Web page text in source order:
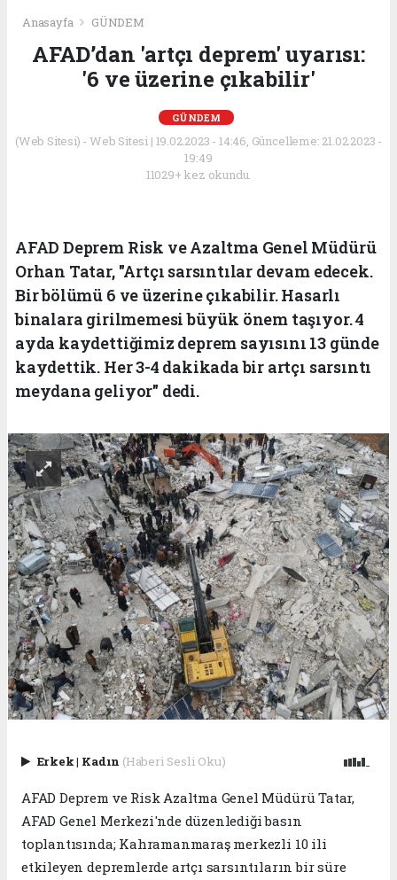
Anasayfa GÜNDEM
AFAD’dan 'artçı deprem' uyarısı:
'6 ve üzerine çıkabilir'
GÜNDEM
(Web Sitesi) - Web Sitesi | 19.02.2023 - 14:46, Güncelleme: 21.02.2023 -
19:49
11029+ kez okundu.
AFAD Deprem Risk ve Azaltma Genel Müdürü
Orhan Tatar, "Artçı sarsıntılar devam edecek.
Bir bölümü 6 ve üzerine çıkabilir. Hasarlı
binalara girilmemesi büyük önem taşıyor. 4
ayda kaydettiğimiz deprem sayısını 13 günde
kaydettik. Her 3-4 dakikada bir artçı sarsıntı
meydana geliyor" dedi.
Erkek| Kadın (Haberi Sesli Oku)
AFAD Deprem ve Risk Azaltma Genel Müdürü Tatar,
AFAD Genel Merkezi'nde düzenlediği basın
toplantısında; Kahramanmaraş merkezli 10 ili
etkileyen depremlerde artçı sarsıntıların bir süre